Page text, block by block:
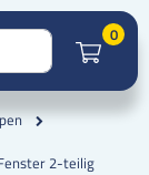
0
2-teilig